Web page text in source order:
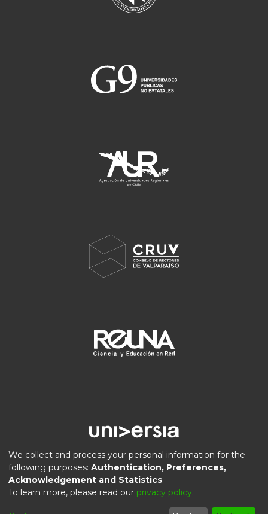
DSpace software copyright © 2002-2026
We collect and process your personal information for the
following purposes: Authentication, Preferences,
Acknowledgement and Statistics.
To learn more, please read our privacy policy.